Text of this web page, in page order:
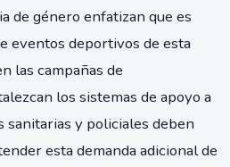
de género enfatizan que es
eventos deportivos de esta
las campañas de
los sistemas de apoyo a
sanitarias y policiales deben
esta demanda adicional de